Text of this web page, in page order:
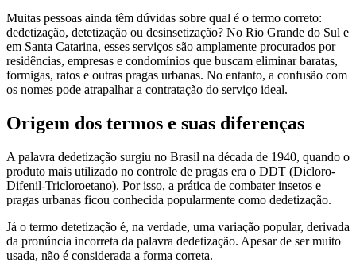
Muitas pessoas ainda têm dúvidas sobre qual é o termo correto:
dedetização, detetização ou desinsetização? No Rio Grande do Sul e
em Santa Catarina, esses serviços são amplamente procurados por
residências, empresas e condomínios que buscam eliminar baratas,
formigas, ratos e outras pragas urbanas. No entanto, a confusão com
os nomes pode atrapalhar a contratação do serviço ideal.
Origem dos termos e suas diferenças
A palavra dedetização surgiu no Brasil na década de 1940, quando o
produto mais utilizado no controle de pragas era o DDT (Dicloro-
Difenil-Tricloroetano). Por isso, a prática de combater insetos e
pragas urbanas ficou conhecida popularmente como dedetização.
Já o termo detetização é, na verdade, uma variação popular, derivada
da pronúncia incorreta da palavra dedetização. Apesar de ser muito
usada, não é considerada a forma correta.